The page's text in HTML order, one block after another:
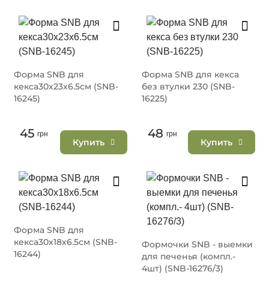
Форма SNB для
кекса30х23х6.5см (SNB-
16245)
45 грн
Купить
Форма SNB для кекса
без втулки 230 (SNB-
16225)
48 грн
Купить
Форма SNB для
кекса30х18х6.5см (SNB-
16244)
Формочки SNB - выемки
для печенья (компл.-
4шт) (SNB-16276/3)